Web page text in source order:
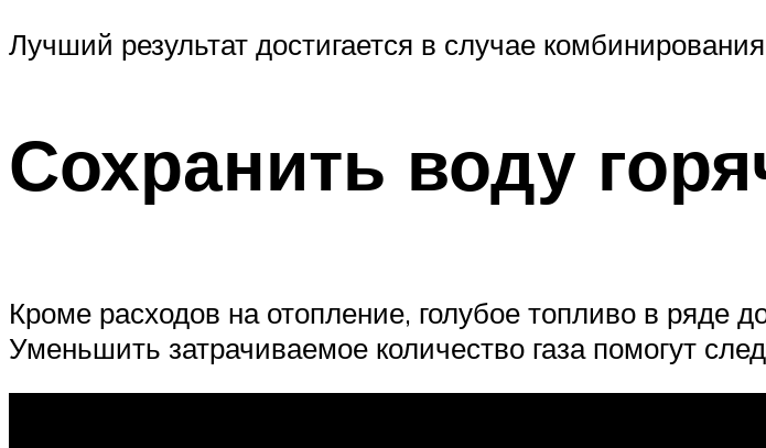
Лучший результат достигается в случае
Сохранить воду
Кроме расходов на отопление, голубое топливо в ряде
Уменьшить затрачиваемое количество газа помогут